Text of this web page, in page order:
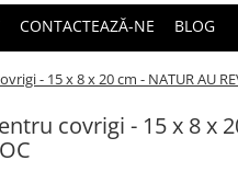
CONTACTEAZĂ-NE BLOG
- 15 x 8 x 20 cm - NATUR AU
covrigi - 15 x 8 x